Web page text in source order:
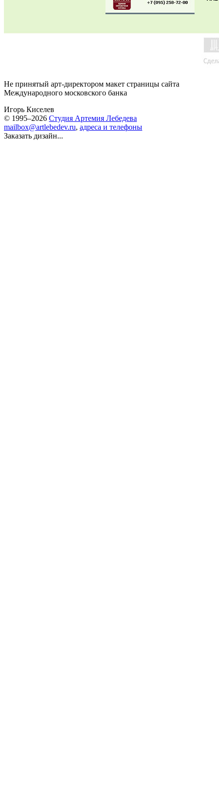
Не принятый арт-директором макет страницы сайта
Международного московского банка
Игорь Киселев
© 1995–2026 Студия Артемия Лебедева
mailbox@artlebedev.ru, адреса и телефоны
Заказать дизайн...